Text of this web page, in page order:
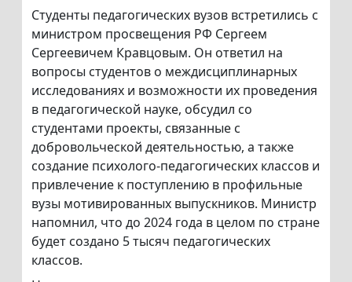
Студенты педагогических вузов встретились с
министром просвещения РФ Сергеем
Сергеевичем Кравцовым. Он ответил на
вопросы студентов о междисциплинарных
исследованиях и возможности их проведения
в педагогической науке, обсудил со
студентами проекты, связанные с
добровольческой деятельностью, а также
создание психолого-педагогических классов и
привлечение к поступлению в профильные
вузы мотивированных выпускников. Министр
напомнил, что до 2024 года в целом по стране
будет создано 5 тысяч педагогических
классов.